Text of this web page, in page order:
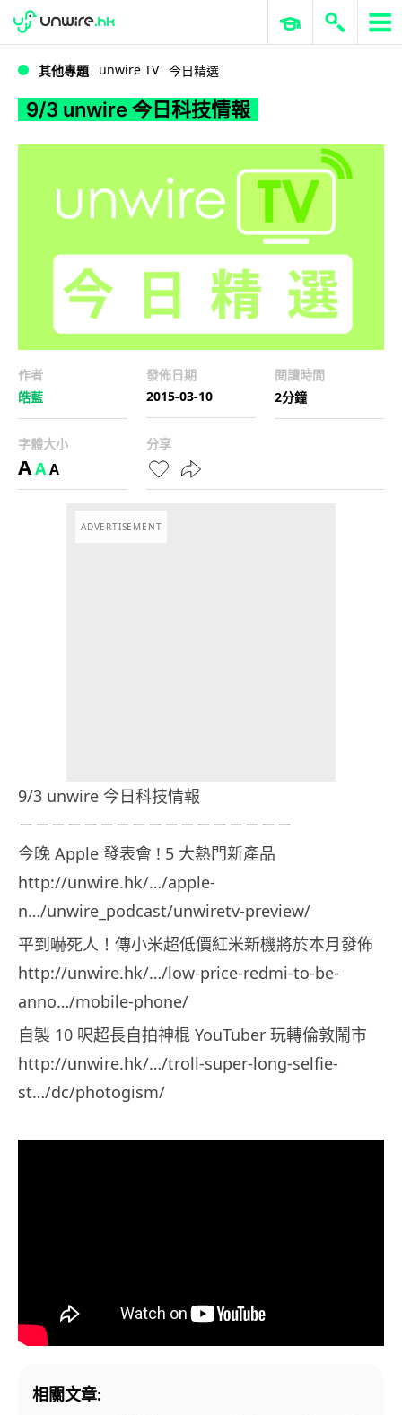
9/3 unwire 今日科技情報
WWDC 2026 ERP 與商業 AI
其他專題 unwire TV 今日精選
9/3 unwire 今日科技情報
作者
皓藍
發佈日期
2015-03-10
閱讀時間
2分鐘
字體大小
AAA
分享
ADVERTISEMENT
9/3 unwire 今日科技情報
－－－－－－－－－－－－－－－－－
今晚 Apple 發表會 ! 5 大熱門新產品
http://unwire.hk/…/apple-
n…/unwire_podcast/unwiretv-preview/
平到嚇死人！傳小米超低價紅米新機將於本月發佈
http://unwire.hk/…/low-price-redmi-to-be-
anno…/mobile-phone/
自製 10 呎超長自拍神棍 YouTuber 玩轉倫敦鬧市
http://unwire.hk/…/troll-super-long-selfie-
st…/dc/photogism/
相關文章: